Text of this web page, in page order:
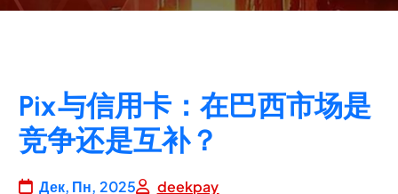
Pix与信用卡：在巴西市场是
竞争还是互补？
Дек, Пн, 2025
deekpay